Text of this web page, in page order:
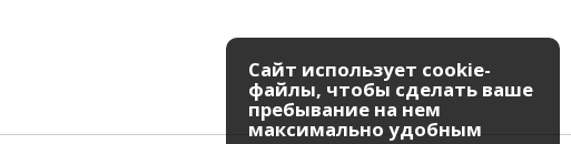
Сайт использует cookie-
файлы, чтобы сделать ваше
пребывание на нем
максимально удобным